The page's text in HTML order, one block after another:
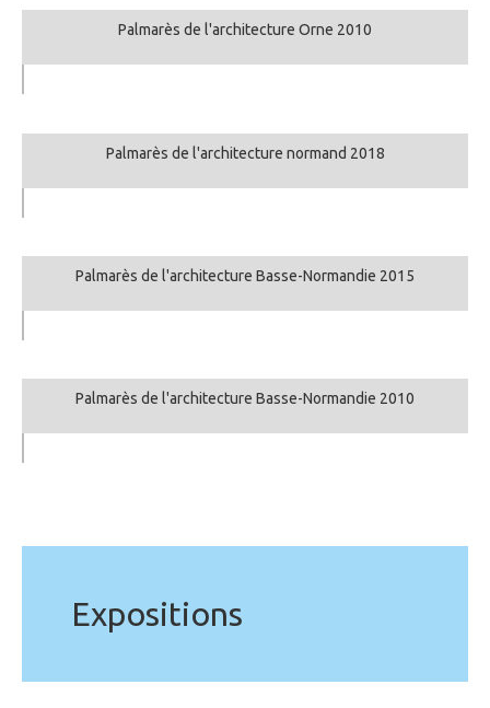
Palmarès de l'architecture Orne 2010
Palmarès de l'architecture normand 2018
Palmarès de l'architecture Basse-Normandie 2015
Palmarès de l'architecture Basse-Normandie 2010
Expositions